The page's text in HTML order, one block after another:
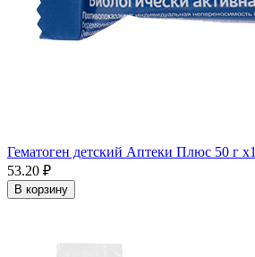
Гематоген детский Аптеки Плюс 50 г x1
53.20 ₽
В корзину